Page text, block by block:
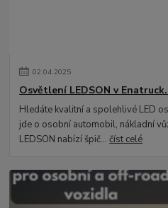
02.04.2025
Osvětlení LEDSON v
Hledáte kvalitní a spolehlivé LED
jde o osobní automobil, nákladní
LEDSON nabízí špič...číst celé